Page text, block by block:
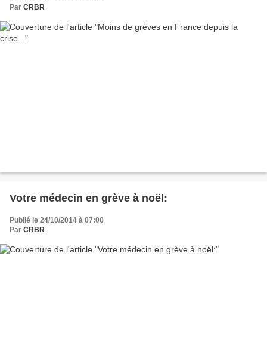
Par CRBR
Votre médecin en grève à noël:
Publié le 24/10/2014 à 07:00
Par CRBR